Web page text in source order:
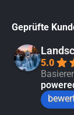
Geprüfte
5.0